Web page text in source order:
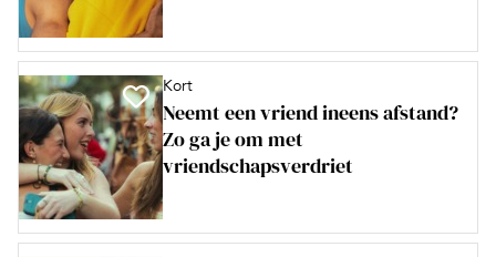
Kort
Neemt een vriend ineens afstand?
Zo ga je om met
vriendschapsverdriet